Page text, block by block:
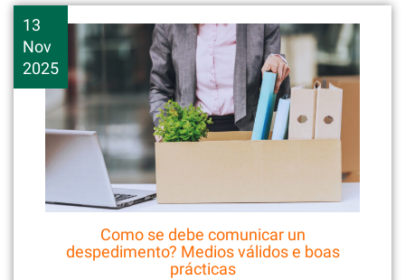
13
Nov
2025
Como se debe comunicar un
despedimento? Medios válidos e boas
prácticas